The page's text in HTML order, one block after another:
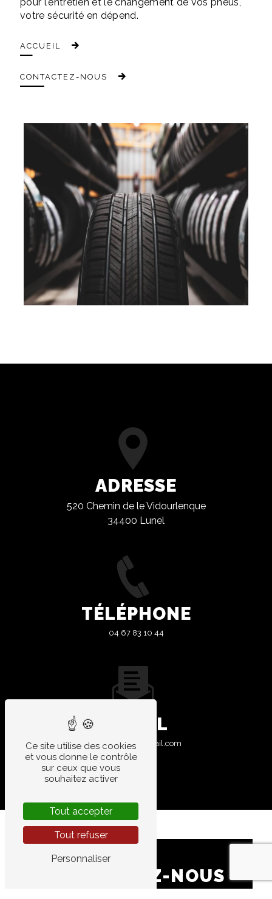
pour l'entretien et le changement de vos pneus,
votre sécurité en dépend.
ACCUEIL
CONTACTEZ-NOUS
ADRESSE
520 Chemin de le Vidourlenque
34400 Lunel
TÉLÉPHONE
04 67 83 10 44
E-MAIL
garage.aires@gmail.com
CONTACTEZ-NOUS
Ce site utilise des cookies
et vous donne le contrôle
sur ceux que vous
souhaitez activer
Tout accepter
Tout refuser
Personnaliser